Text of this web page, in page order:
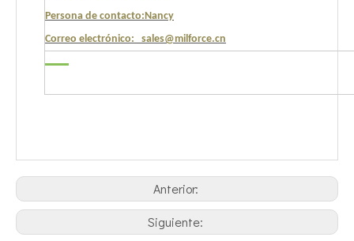
Persona de contacto:Nancy
Correo electrónico: sales@milforce.cn
Anterior:
Siguiente: